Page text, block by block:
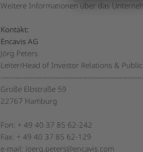
Weitere Informationen über das
Kontakt:
Encavis AG
Jörg Peters
Leiter/Head of Investor Relations &
Große Elbstraße 59
22767 Hamburg
Fon: + 49 40 37 85 62-242
Fax: + 49 40 37 85 62-129
e-mail: joerg.peters@encavis.com